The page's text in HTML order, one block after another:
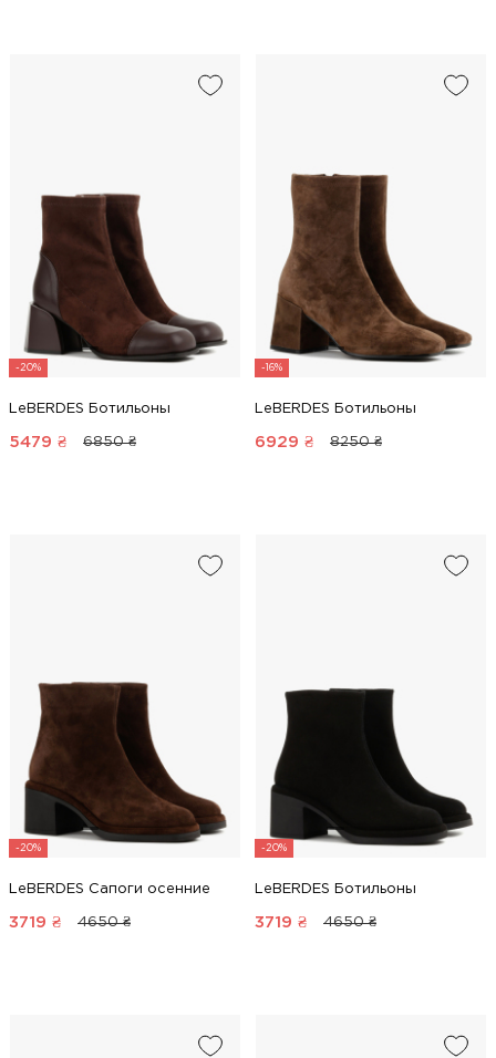
-20%
LeBERDES Ботильоны
5479 ₴ 6850 ₴
-16%
LeBERDES Ботильоны
6929 ₴ 8250 ₴
-20%
LeBERDES Сапоги осенние
3719 ₴ 4650 ₴
-20%
LeBERDES Ботильоны
3719 ₴ 4650 ₴